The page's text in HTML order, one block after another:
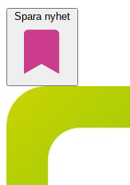
Spara nyhet